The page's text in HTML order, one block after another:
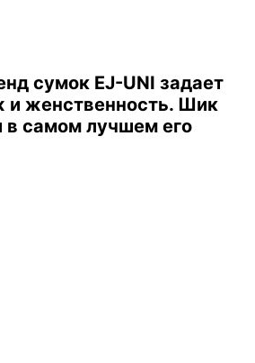
сумок EJ-UNI задает
и женственность. Шик
в самом лучшем его